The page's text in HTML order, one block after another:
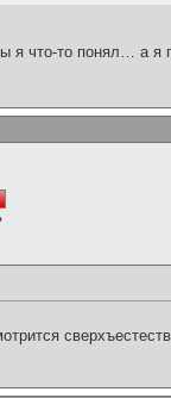
я что-то понял… а